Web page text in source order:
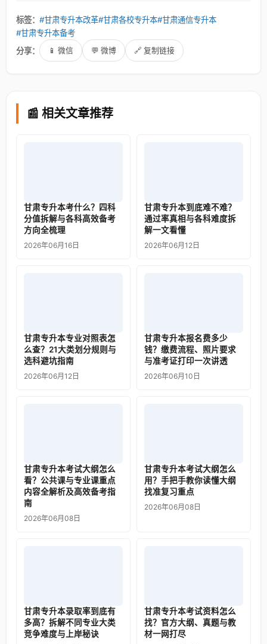
标签： #甘肃专升本改革#甘肃各校专升本#甘肃通信专升本
#甘肃专升本备考
分享：
📱 微信 💬 微博 🔗 复制链接
📰 相关文章推荐
甘肃专升本考什么？四科
分值拆解与各科高效备考
方向全梳理
2026年06月16日
甘肃专升本到底难不难？
通过率真相与各科难度拆
解一文看懂
2026年06月12日
甘肃专升本专业对照表怎
么查？21大类划分规则与
选科避坑指南
2026年06月12日
甘肃专升本报名费多少
钱？缴费流程、照片要求
与准考证打印一次讲透
2026年06月10日
甘肃专升本考试大纲怎么
看？公共课与专业课重点
内容全解析及高效备考指
南
2026年06月08日
甘肃专升本考试大纲怎么
用？手把手教你读懂大纲
找准复习重点
2026年06月08日
甘肃专升本录取率到底有
多高？拆解不同专业大类
竞争难度与上岸秘诀
甘肃专升本考试资料怎么
找？官方大纲、真题与教
材一网打尽